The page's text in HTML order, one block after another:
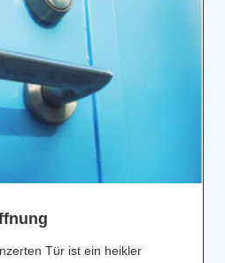
Tür ist ein heikler